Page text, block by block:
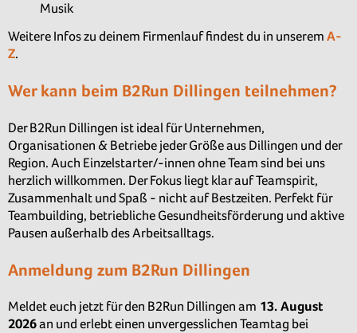
Musik
Weitere Infos zu deinem Firmenlauf findest du in unserem A-
Z.
Wer kann beim B2Run Dillingen teilnehmen?
Der B2Run Dillingen ist ideal für Unternehmen,
Organisationen & Betriebe jeder Größe aus Dillingen und der
Region. Auch Einzelstarter/-innen ohne Team sind bei uns
herzlich willkommen. Der Fokus liegt klar auf Teamspirit,
Zusammenhalt und Spaß - nicht auf Bestzeiten. Perfekt für
Teambuilding, betriebliche Gesundheitsförderung und aktive
Pausen außerhalb des Arbeitsalltags.
Anmeldung zum B2Run Dillingen
Meldet euch jetzt für den B2Run Dillingen am 13. August
2026an und erlebt einen unvergesslichen Teamtag bei